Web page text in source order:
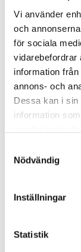
Vi använder
och
för sociala
vidarebefordrar
information
annons- och
Dessa kan i sin
information
Nödvändig
Inställningar
Statistik
Karta